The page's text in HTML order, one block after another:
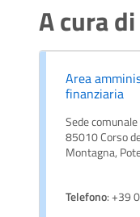
A cura di
Area
finanziaria
Sede comunale
85010 Corso
Montagna,
Telefono: +39